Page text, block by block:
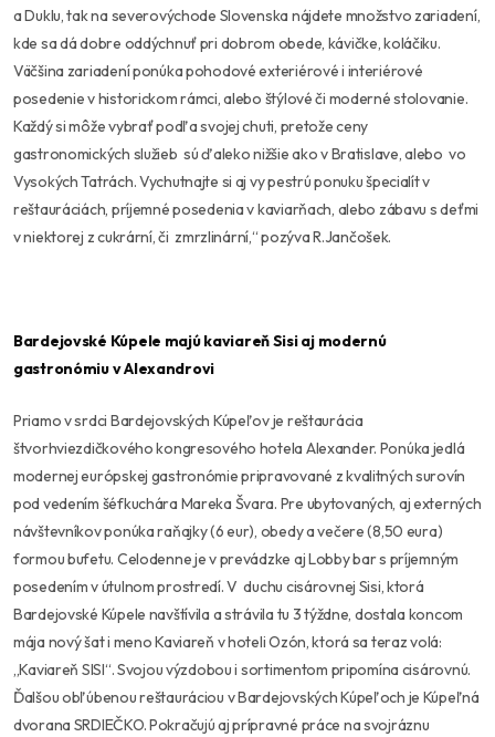
a Duklu, tak na severovýchode Slovenska nájdete množstvo zariadení,
kde sa dá dobre oddýchnuť pri dobrom obede, kávičke, koláčiku.
Väčšina zariadení ponúka pohodové exteriérové i interiérové
posedenie v historickom rámci, alebo štýlové či moderné stolovanie.
Každý si môže vybrať podľa svojej chuti, pretože ceny
gastronomických služieb sú ďaleko nižšie ako v Bratislave, alebo vo
Vysokých Tatrách. Vychutnajte si aj vy pestrú ponuku špecialít v
reštauráciách, príjemné posedenia v kaviarňach, alebo zábavu s deťmi
v niektorej z cukrární, či zmrzlinární,“pozýva R.Jančošek.
Bardejovské Kúpele majú kaviareň Sisi aj modernú
gastronómiu v Alexandrovi
Priamo v srdci Bardejovských Kúpeľov je reštaurácia
štvorhviezdičkového kongresového hotela Alexander. Ponúka jedlá
modernej európskej gastronómie pripravované z kvalitných surovín
pod vedením šéfkuchára Mareka Švara. Pre ubytovaných, aj externých
návštevníkov ponúka raňajky (6 eur), obedy a večere (8,50 eura)
formou bufetu. Celodenne je v prevádzke aj Lobby bar s príjemným
posedením v útulnom prostredí. V duchu cisárovnej Sisi, ktorá
Bardejovské Kúpele navštívila a strávila tu 3 týždne, dostala koncom
mája nový šat i meno Kaviareň v hoteli Ozón, ktorá sa teraz volá:
,,Kaviareň SISI“. Svojou výzdobou i sortimentom pripomína cisárovnú.
Ďalšou obľúbenou reštauráciou v Bardejovských Kúpeľoch je Kúpeľná
dvorana SRDIEČKO. Pokračujú aj prípravné práce na svojráznu